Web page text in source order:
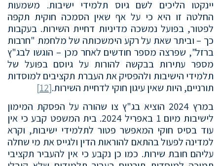
יינקטו הליכים לשם גיוס תלמידי ישיבות. משמעות
החלטה זו היא כי על אף שאין הסמכה חוקית תקפה
לפטור, בפועל נמשכה מדיניות דחיית השירות. בעקבות
כך – וביתר שאת על רקע הימשכותה של מלחמת "חרבות
ברזל", שפרצה מספר חודשים לאחר מכן – הוגשו לבג"ץ
מספר עתירות בבקשה להורות על גיוסם בפועל של
תלמידי הישיבות ולהפסיק את העברת תקציבים למוסדות
תורניים, היות שאין עיגון חוקי לדחיית השירות.[12]
במרץ 2024 הוציא בג"ץ צו שהורה על הפסקת המימון
לישיבות מיום 1 באפריל 2024. בית המשפט קבע כי אין
עוד בסיס חוקי המאפשר פטור לתלמידי ישיבות, וקרא
למדינה לפעול בהתאם להוראות הדין ולגייס את מי שחלה
עליהם חובת שירות. כמו כן נקבע כי אין להעביר תקציבי